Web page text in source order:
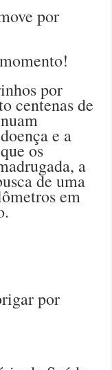
por
por
centenas de
e a
os
a
de uma
em
por